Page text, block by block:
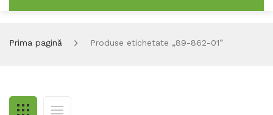
Prima pagină Produse etichetate „89-862-01”